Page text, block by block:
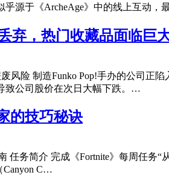
源于《ArcheAge》中的线上互动
弃，热门收藏品面临巨
风险 制造Funko Pop!手办的公司正
致公司股价在次日大幅下跌。…
的技巧秘诀
任务简介 完成《Fortnite》每周任
Canyon C…